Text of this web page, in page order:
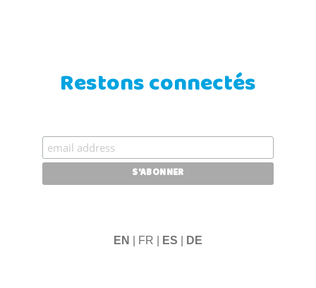
Restons connectés
EN | FR | ES DE